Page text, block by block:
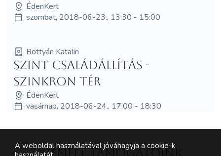
ÉdenKert
szombat, 2018-06-23., 13:30 - 15:00
Bottyán Katalin
SzInT Családállítás -
Szinkron Tér
ÉdenKert
vasárnap, 2018-06-24., 17:00 - 18:30
Kiemelt támogatóink
A weboldal használatával jóváhagyja a cookie-k